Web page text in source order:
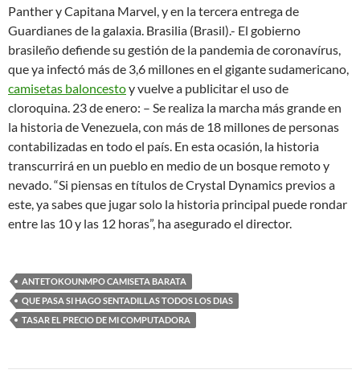
Panther y Capitana Marvel, y en la tercera entrega de
Guardianes de la galaxia. Brasilia (Brasil).- El gobierno
brasileño defiende su gestión de la pandemia de coronavírus,
que ya infectó más de 3,6 millones en el gigante sudamericano,
camisetas baloncestoy vuelve a publicitar el uso de
cloroquina. 23 de enero: – Se realiza la marcha más grande en
la historia de Venezuela, con más de 18 millones de personas
contabilizadas en todo el país. En esta ocasión, la historia
transcurrirá en un pueblo en medio de un bosque remoto y
nevado. “Si piensas en títulos de Crystal Dynamics previos a
este, ya sabes que jugar solo la historia principal puede rondar
entre las 10 y las 12 horas”, ha asegurado el director.
ANTETOKOUNMPO CAMISETA BARATA
QUE PASA SI HAGO SENTADILLAS TODOS LOS DIAS
TASAR EL PRECIO DE MI COMPUTADORA